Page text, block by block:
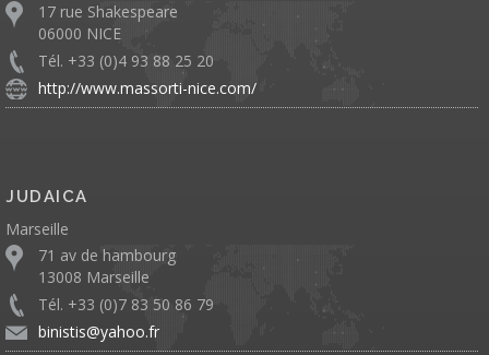
17 rue Shakespeare
06000 NICE
Tél. +33 (0)4 93 88 25 20
http://www.massorti-nice.com/
JUDAICA
Marseille
71 av de hambourg
13008 Marseille
Tél. +33 (0)7 83 50 86 79
binistis@yahoo.fr